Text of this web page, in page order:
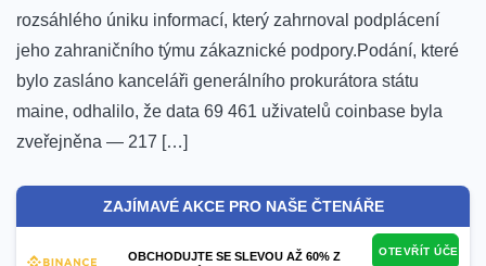
rozsáhlého úniku informací, který zahrnoval podplácení
jeho zahraničního týmu zákaznické podpory.Podání, které
bylo zasláno kanceláři generálního prokurátora ​státu
maine, ​odhalilo, že data 69 461 uživatelů coinbase byla
zveřejněna — 217 […]
ZAJÍMAVÉ AKCE PRO NAŠE ČTENÁŘE
OBCHODUJTE SE SLEVOU AŽ 60% Z
OTEVŘÍT ÚČET